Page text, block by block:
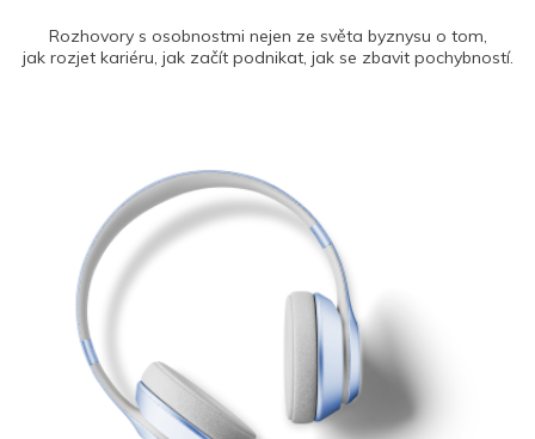
Rozhovory s osobnostmi nejen ze světa byznysu o tom,
jak rozjet kariéru, jak začít podnikat, jak se zbavit pochybností.